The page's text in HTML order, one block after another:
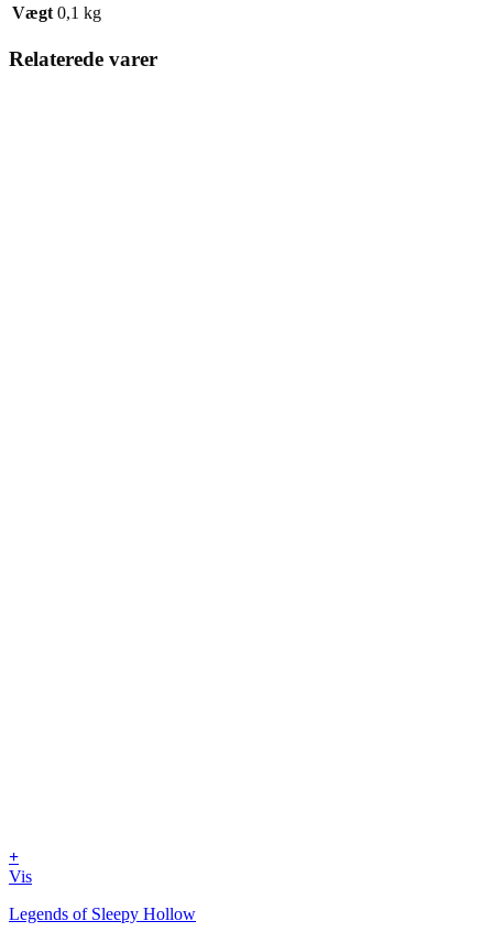
Vægt 0,1 kg
Relaterede varer
+
Vis
Legends of Sleepy Hollow